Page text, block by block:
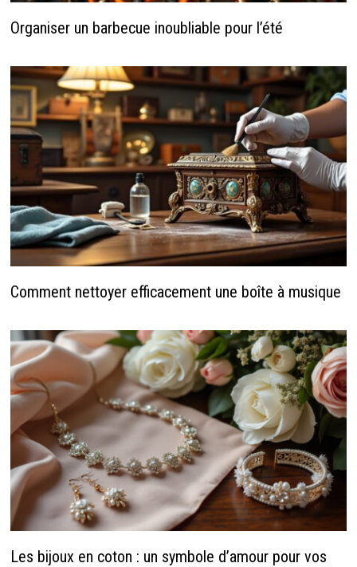
Organiser un barbecue inoubliable pour l’été
Comment nettoyer efficacement une boîte à musique
Les bijoux en coton : un symbole d’amour pour vos